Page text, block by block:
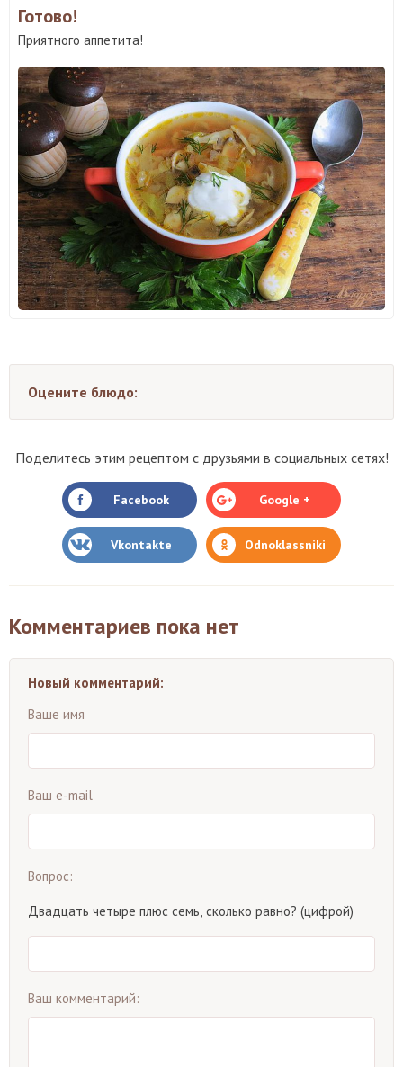
Готово!
Приятного аппетита!
Оцените блюдо:
Поделитесь этим рецептом с друзьями в социальных сетях!
Facebook Google +
Vkontakte Odnoklassniki
Комментариев пока нет
Новый комментарий:
Ваше имя
Ваш e-mail
Вопрос:
Двадцать четыре плюс семь, сколько равно? (цифрой)
Ваш комментарий: